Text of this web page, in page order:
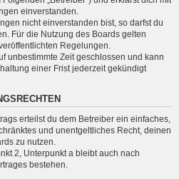
einverstanden.
nicht einverstanden bist, so darfst du
Für die Nutzung des Boards gelten
Regelungen.
unbestimmte Zeit geschlossen und kann
einer Frist jederzeit gekündigt
erteilst du dem Betreiber ein einfaches,
und unentgeltliches Recht, deinen
zu nutzen.
2, Unterpunkt a bleibt auch nach
bestehen.